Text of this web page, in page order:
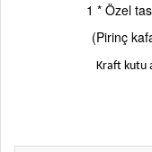
1 * Özel
(Pirinç
Kraft kutu